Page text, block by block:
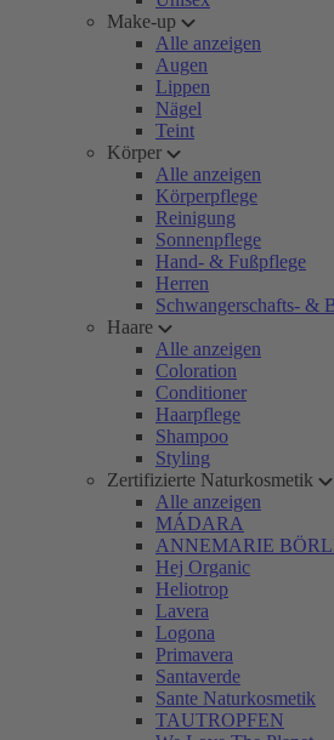
Make-up
Alle anzeigen
Augen
Lippen
Nägel
Teint
Körper
Alle anzeigen
Körperpflege
Reinigung
Sonnenpflege
Hand- & Fußpflege
Herren
Schwangerschafts- &
Haare
Alle anzeigen
Coloration
Conditioner
Haarpflege
Shampoo
Styling
Zertifizierte Naturkosmetik
Alle anzeigen
MÁDARA
ANNEMARIE
Hej Organic
Heliotrop
Lavera
Logona
Primavera
Santaverde
Sante Naturkosmetik
TAUTROPFEN